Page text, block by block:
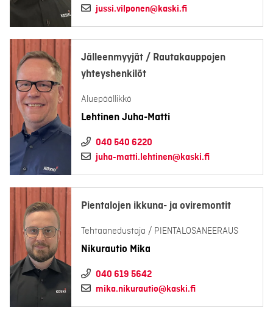
jussi.vilponen@kaski.fi
Jälleenmyyjät / Rautakauppojen
yhteyshenkilöt
Aluepäällikkö
Lehtinen Juha-Matti
040 540 6220
juha-matti.lehtinen@kaski.fi
Pientalojen ikkuna- ja oviremontit
Tehtaanedustaja / PIENTALOSANEERAUS
Nikurautio Mika
040 619 5642
mika.nikurautio@kaski.fi